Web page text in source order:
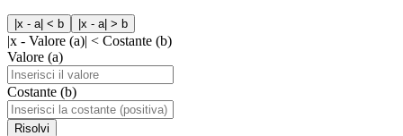
|x - a| < b |x - a| > b
|x - Valore (a)| < Costante (b)
Valore (a)
Costante (b)
Risolvi